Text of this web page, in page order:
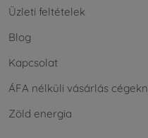
Üzleti feltételek
Blog
Kapcsolat
ÁFA nélküli vásárlás
Zöld energia